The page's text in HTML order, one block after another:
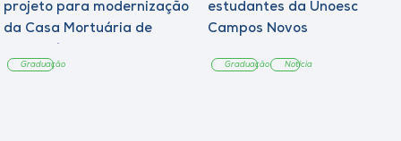
projeto para modernização
da Casa Mortuária de
Graduação
estudantes da Unoesc
Campos Novos
Graduação Notícia